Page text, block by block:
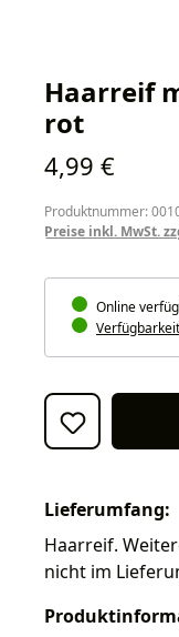
Haarreif
rot
Regulärer Preis:
4,99 €
Produktnummer:
Preise inkl. MwSt.
Online
Lieferumfang:
Haarreif.
nicht im